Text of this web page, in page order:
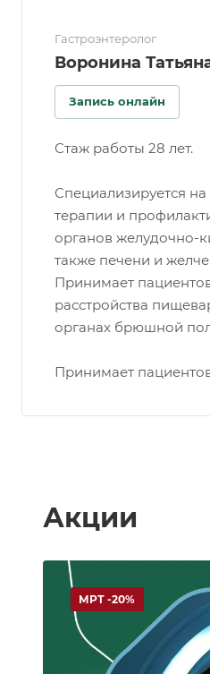
Гастроэнтеролог
Воронина
Запись онлайн
Стаж работы 28 лет.
Специализируется на
терапии и
органов желудочно-
также печени и
Принимает
расстройства
органах брюшной
Принимает пациентов
Акции
МРТ -20%